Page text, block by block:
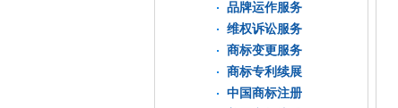
品牌运作服务
维权诉讼服务
商标变更服务
商标专利续展
中国商标注册